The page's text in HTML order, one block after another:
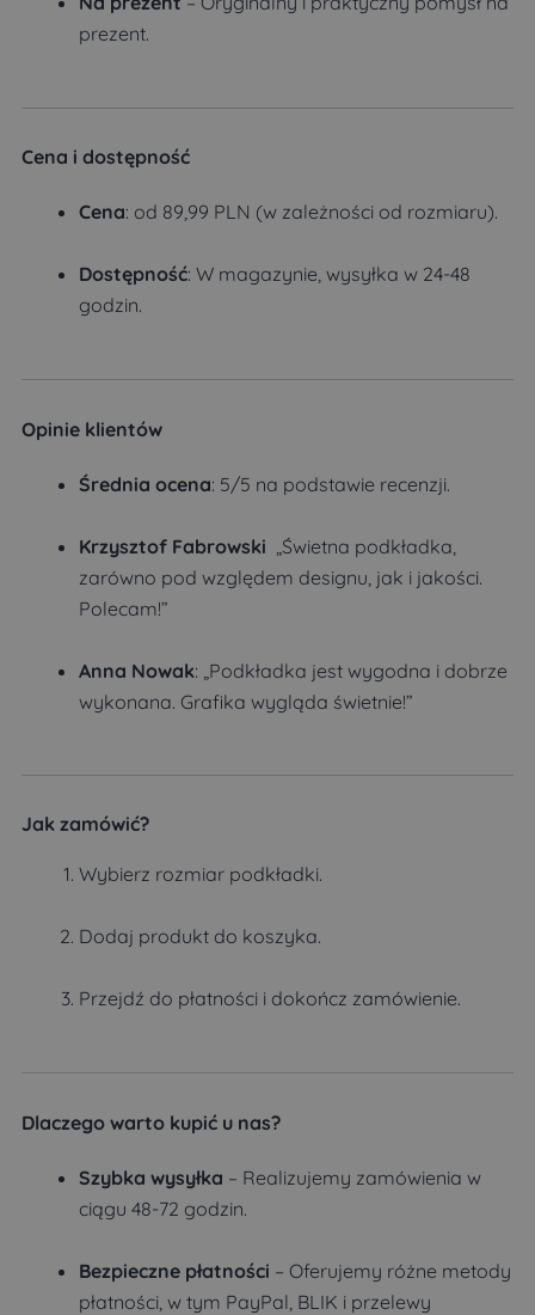
prezent.
Cena i dostępność
Cena: od 89,99 PLN (w zależności od rozmiaru).
Dostępność: W magazynie, wysyłka w 24-48
godzin.
Opinie klientów
Średnia ocena: 5/5 na podstawie recenzji.
Krzysztof Fabrowski
„Świetna podkładka,
zarówno pod względem designu, jak i jakości.
Polecam!”
Anna Nowak: „Podkładka jest wygodna i dobrze
wykonana. Grafika wygląda świetnie!”
Jak zamówić?
Wybierz rozmiar podkładki.
Dodaj produkt do koszyka.
Przejdź do płatności i dokończ zamówienie.
Dlaczego warto kupić u nas?
Szybka wysyłka – Realizujemy zamówienia w
ciągu 48-72 godzin.
Bezpieczne płatności – Oferujemy różne metody
płatności, w tym PayPal, BLIK i przelewy